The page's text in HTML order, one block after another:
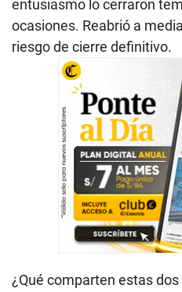
entusiasmo lo cerraron
ocasiones. Reabrió a
riesgo de cierre definitivo.
¿Qué comparten estas